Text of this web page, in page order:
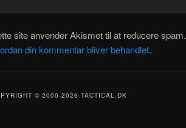
site anvender Akismet til at reducere spam.
din kommentar bliver behandlet.
© 2000-2026 TACTICAL.DK